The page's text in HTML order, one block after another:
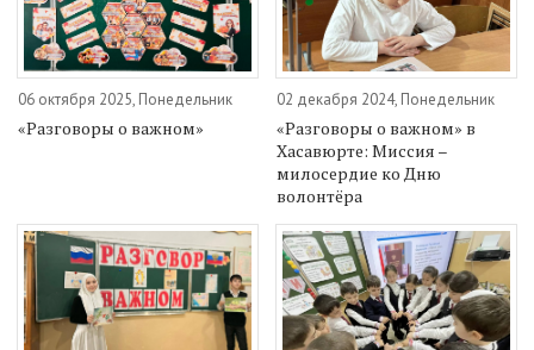
06 октября 2025, Понедельник
«Разговоры о важном»
02 декабря 2024, Понедельник
«Разговоры о важном» в
Хасавюрте: Миссия –
милосердие ко Дню
волонтёра